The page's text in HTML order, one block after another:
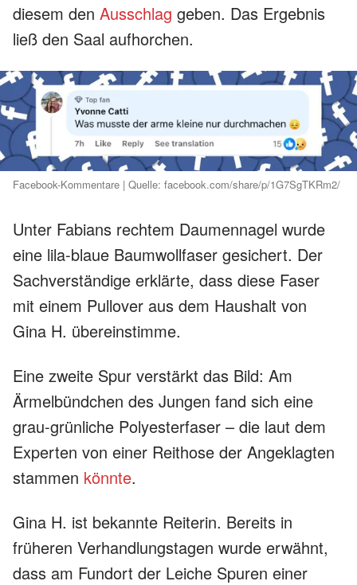
diesem den Ausschlag geben. Das Ergebnis
ließ den Saal aufhorchen.
Facebook-Kommentare | Quelle: facebook.com/share/p/1G7SgTKRm2/
Unter Fabians rechtem Daumennagel wurde
eine lila-blaue Baumwollfaser gesichert. Der
Sachverständige erklärte, dass diese Faser
mit einem Pullover aus dem Haushalt von
Gina H. übereinstimme.
Eine zweite Spur verstärkt das Bild: Am
Ärmelbündchen des Jungen fand sich eine
grau-grünliche Polyesterfaser – die laut dem
Experten von einer Reithose der Angeklagten
stammen könnte.
Gina H. ist bekannte Reiterin. Bereits in
früheren Verhandlungstagen wurde erwähnt,
dass am Fundort der Leiche Spuren einer